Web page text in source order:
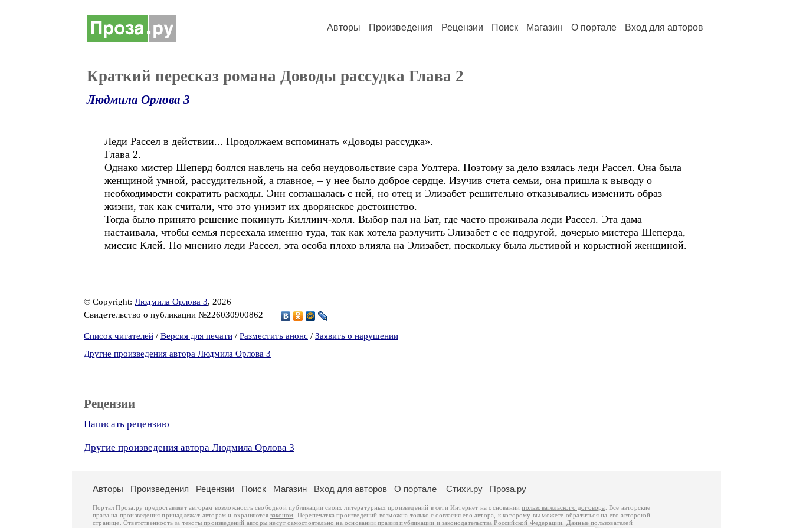
Авторы Произведения Рецензии Поиск Магазин О портале Вход для авторов
Краткий пересказ романа Доводы рассудка Глава 2
Людмила Орлова 3
Леди Рассел в действии... Продолжаем вспоминать «Доводы рассудка».
Глава 2.
Однако мистер Шеперд боялся навлечь на себя неудовольствие сэра Уолтера. Поэтому за дело взялась леди Рассел. Она была
женщиной умной, рассудительной, а главное, – у нее было доброе сердце. Изучив счета семьи, она пришла к выводу о
необходимости сократить расходы. Энн соглашалась с ней, но отец и Элизабет решительно отказывались изменить образ
жизни, так как считали, что это унизит их дворянское достоинство.
Тогда было принято решение покинуть Киллинч-холл. Выбор пал на Бат, где часто проживала леди Рассел. Эта дама
настаивала, чтобы семья переехала именно туда, так как хотела разлучить Элизабет с ее подругой, дочерью мистера Шеперда,
миссис Клей. По мнению леди Рассел, эта особа плохо влияла на Элизабет, поскольку была льстивой и корыстной женщиной.
© Copyright: Людмила Орлова 3, 2026
Свидетельство о публикации №226030900862
Список читателей / Версия для печати / Разместить анонс / Заявить о нарушении
Другие произведения автора Людмила Орлова 3
Рецензии
Написать рецензию
Другие произведения автора Людмила Орлова 3
Авторы Произведения Рецензии Поиск Магазин Вход для авторов О портале Стихи.ру Проза.ру
Портал Проза.ру предоставляет авторам возможность свободной публикации своих литературных произведений в сети Интернет на основаниипользовательского договора
. Все авторские
права на произведения принадлежат авторам и охраняются законом . Перепечатка произведений возможна только с согласия его автора, к которому вы можете обратиться на его авторской
странице. Ответственность за тексты произведений авторы несут самостоятельно на основанииправил публикации изаконодательства Российской Федерации . Данные пользователей